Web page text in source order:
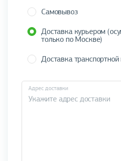
Самовывоз
Доставка курьером
только по Москве)
Доставка
Адрес доставки